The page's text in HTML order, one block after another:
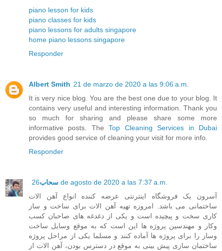
piano lesson for kids
piano classes for kids
piano lessons for adults singapore
home piano lessons singapore
Responder
Albert Smith 21 de marzo de 2020 a las 9:06 a.m.
It is very nice blog. You are the best one due to your blog. It
contains very useful and interesting information. Thank you
so much for sharing and please share some more
informative posts. TheTop Cleaning Services in Dubai
provides good service of cleaning your visit for more info.
Responder
سحاب 26 de agosto de 2020 a las 7:37 a.m.
آسرون یک فروشگاه اینترنتی عرضه کننده انواع آهن الات
ساختمانی می باشد. امروزه تهیه آهن الات برای ساخت و ساز
کاری سخت و پیچیده است و یکی از دغدغه های صاحبان کسب
وکار و مهندسین پروژه ها این است که به موقع وسایل ساخت
وساز را برای پروژه ها آماده کنند و مسلما یکی از مراحل پروژه
ساختمان سازی پیش بینی به موقع در دسترس بودن، آهن الات از